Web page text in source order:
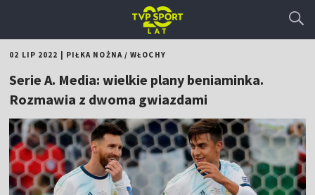
02 LIP 2022 PIŁKA NOŻNA/WŁOCHY
Serie A. Media: wielkie plany beniaminka.
Rozmawia z dwoma gwiazdami